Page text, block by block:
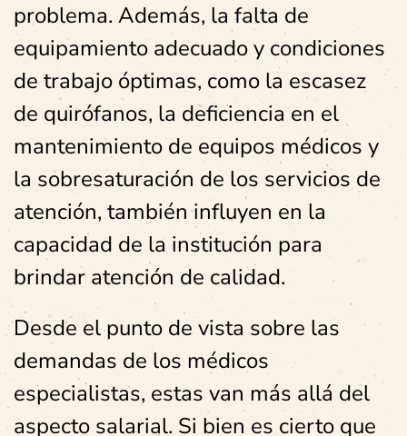
problema. Además, la falta de
equipamiento adecuado y condiciones
de trabajo óptimas, como la escasez
de quirófanos, la deficiencia en el
mantenimiento de equipos médicos y
la sobresaturación de los servicios de
atención, también influyen en la
capacidad de la institución para
brindar atención de calidad.
Desde el punto de vista sobre las
demandas de los médicos
especialistas, estas van más allá del
aspecto salarial. Si bien es cierto que